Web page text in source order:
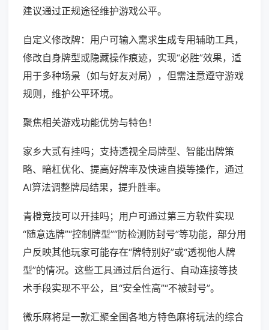
建议通过正规途径维护游戏公平。
自定义修改牌：用户可输入需求生成专用辅助工具，
修改自身牌型或隐藏操作痕迹，实现“必胜”效果，适
用于多种场景（如与好友对局），但需注意遵守游戏
规则，维护公平环境。
聚焦相关游戏功能优势与特色！
家乡大贰有挂吗；支持透视全局牌型、智能出牌策
略、暗杠优化、提高好牌率及快速自摸等操作，通过
AI算法调整牌局结果，提升胜率。
青橙竞技可以开挂吗；用户可通过第三方软件实现
“随意选牌”“控制牌型”“防检测防封号”等功能，部分用
户反映其他玩家可能存在“牌特别好”或“透视他人牌
型”的情况。这些工具通过后台运行、自动连接等技
术手段实现不平公，且“安全性高”“不被封号”。
微乐麻将是一款汇聚全国各地方特色麻将玩法的综合